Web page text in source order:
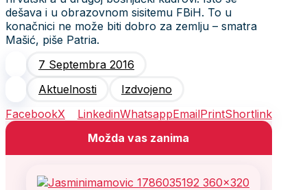
dešava i u obrazovnom sisitemu FBiH. To u
konačnici ne može biti dobro za zemlju – smatra
Mašić, piše Patria.
7 Septembra 2016
Aktuelnosti
Izdvojeno
FacebookX LinkedinWhatsappEmailPrintShortlink
Možda vas zanima